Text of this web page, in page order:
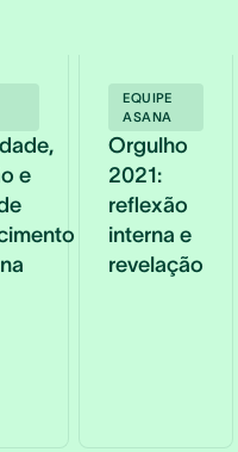
e
EQUIPE
ASANA
Orgulho
2021:
reflexão
interna e
revelação